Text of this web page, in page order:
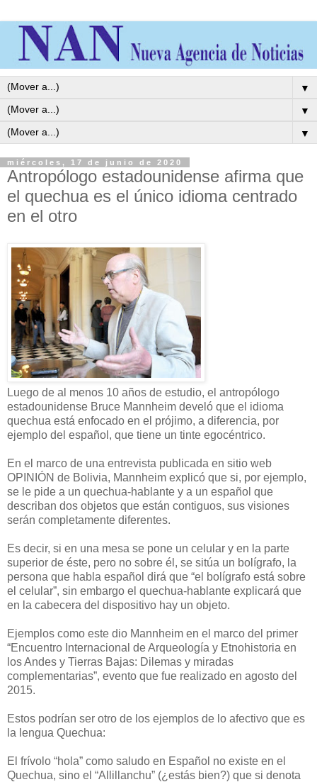
▼
▼
▼
miércoles, 17 de junio de 2020
Antropólogo estadounidense afirma que
el quechua es el único idioma centrado
en el otro
Luego de al menos 10 años de estudio, el antropólogo
estadounidense Bruce Mannheim develó que el idioma
quechua está enfocado en el prójimo, a diferencia, por
ejemplo del español, que tiene un tinte egocéntrico.
En el marco de una entrevista publicada en sitio web
OPINIÓN de Bolivia, Mannheim explicó que si, por ejemplo,
se le pide a un quechua-hablante y a un español que
describan dos objetos que están contiguos, sus visiones
serán completamente diferentes.
Es decir, si en una mesa se pone un celular y en la parte
superior de éste, pero no sobre él, se sitúa un bolígrafo, la
persona que habla español dirá que “el bolígrafo está sobre
el celular”, sin embargo el quechua-hablante explicará que
en la cabecera del dispositivo hay un objeto.
Ejemplos como este dio Mannheim en el marco del primer
“Encuentro Internacional de Arqueología y Etnohistoria en
los Andes y Tierras Bajas: Dilemas y miradas
complementarias”, evento que fue realizado en agosto del
2015.
Estos podrían ser otro de los ejemplos de lo afectivo que es
la lengua Quechua:
El frívolo “hola” como saludo en Español no existe en el
Quechua, sino el “Allillanchu” (¿estás bien?) que si denota